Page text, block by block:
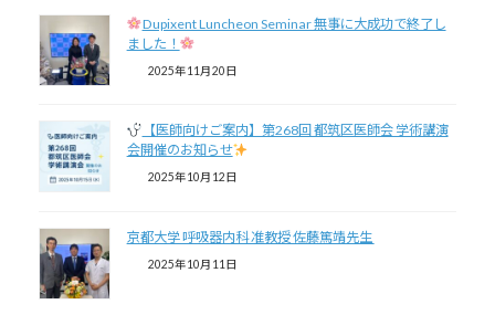
Dupixent Luncheon Seminar 無事に大成功で終了し
ました！
2025年11月20日
【医師向けご案内】第268回 都筑区医師会 学術講演
会開催のお知らせ
2025年10月12日
京都大学 呼吸器内科 准教授 佐藤篤靖先生
2025年10月11日